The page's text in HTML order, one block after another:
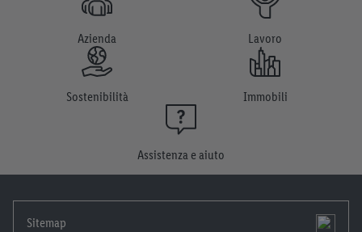
Azienda Lavoro
Sostenibilità Immobili
Assistenza e aiuto
Sitemap